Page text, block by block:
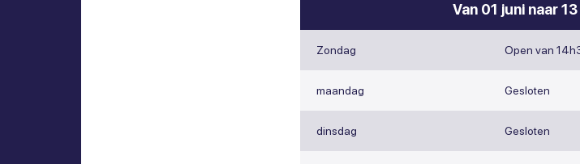
Van 01 juni naar
Zondag Open van
maandag Gesloten
dinsdag Gesloten